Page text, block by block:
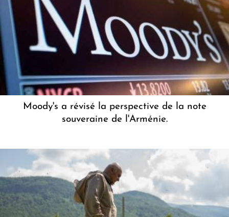
Moody's a révisé la perspective de la note
souveraine de l'Arménie.